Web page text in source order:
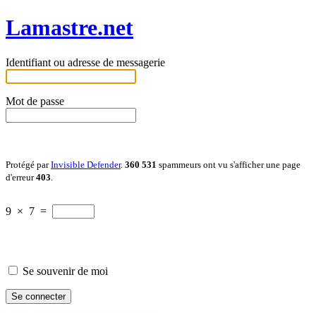
Lamastre.net
Identifiant ou adresse de messagerie
Mot de passe
Protégé parInvisible Defender. 360 531 spammeurs ont vu s'afficher une page
d'erreur403
9 × 7 =
Se souvenir de moi